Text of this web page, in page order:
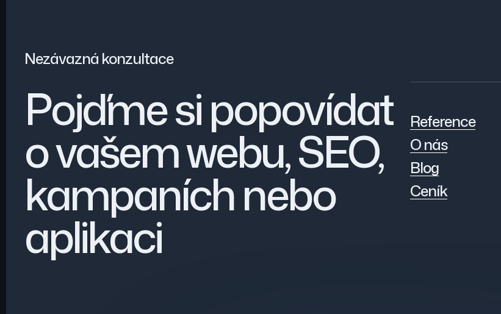
Nezávazná konzultace
Pojďme si popovídat
o vašem webu, SEO,
kampaních nebo
aplikaci
Reference
O nás
Blog
Ceník